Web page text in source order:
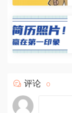
评论 0